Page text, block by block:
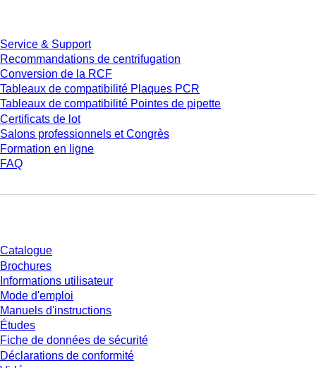
Service & Support
Recommandations de centrifugation
Conversion de la RCF
Tableaux de compatibilité Plaques PCR
Tableaux de compatibilité Pointes de pipette
Certificats de lot
Salons professionnels et Congrès
Formation en ligne
FAQ
Catalogue
Brochures
Informations utilisateur
Mode d'emploi
Manuels d'instructions
Études
Fiche de données de sécurité
Déclarations de conformité